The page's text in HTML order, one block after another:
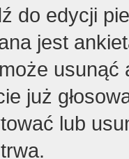
do edycji
jest
usunąć
już
lub